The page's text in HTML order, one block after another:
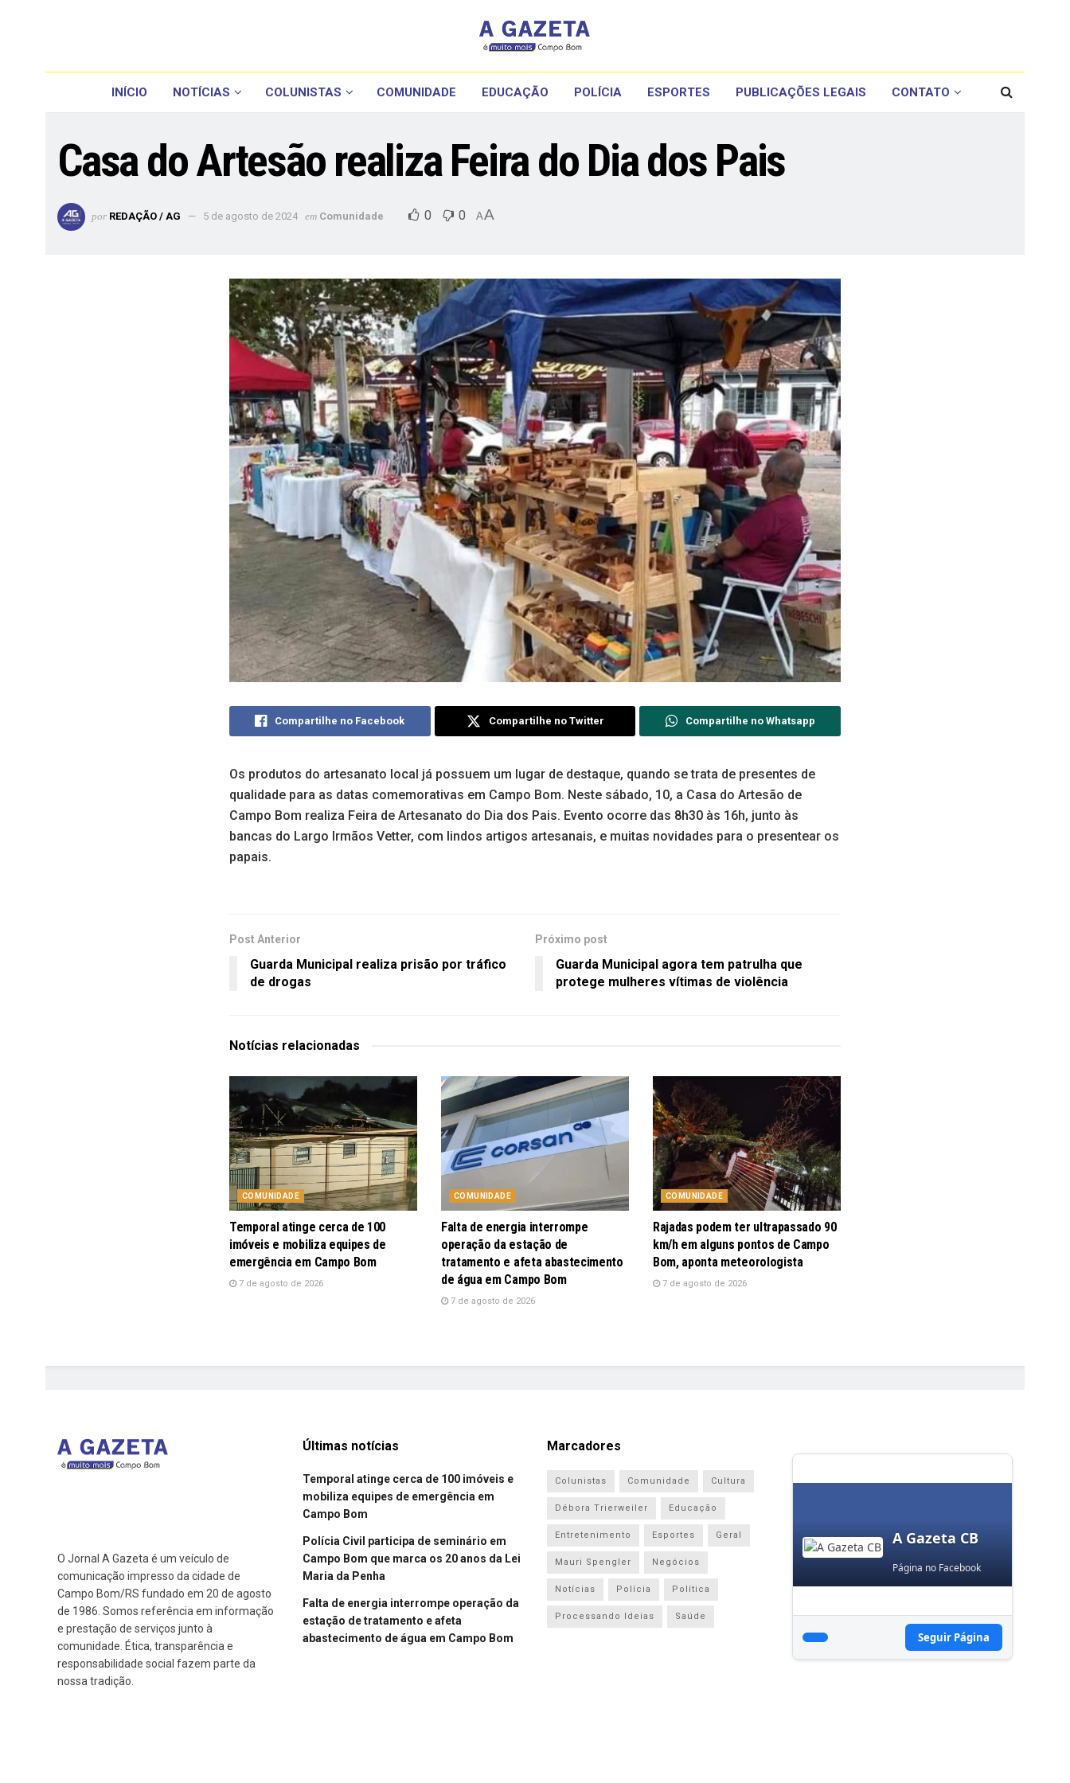
INÍCIO NOTÍCIAS COLUNISTAS COMUNIDADE EDUCAÇÃO POLÍCIA ESPORTES PUBLICAÇÕES LEGAIS CONTATO
Casa do Artesão realiza Feira do Dia dos Pais
por REDAÇÃO / AG 5 de agosto de 2024 em Comunidade 0 0 AA
Compartilhe no Facebook Compartilhe no Twitter Compartilhe no Whatsapp
Os produtos do artesanato local já possuem um lugar de destaque, quando se trata de presentes de
qualidade para as datas comemorativas em Campo Bom. Neste sábado, 10, a Casa do Artesão de
Campo Bom realiza Feira de Artesanato do Dia dos Pais. Evento ocorre das 8h30 às 16h, junto às
bancas do Largo Irmãos Vetter, com lindos artigos artesanais, e muitas novidades para o presentear os
papais.
Post Anterior
Guarda Municipal realiza prisão por tráfico
de drogas
Próximo post
Guarda Municipal agora tem patrulha que
protege mulheres vítimas de violência
Notícias relacionadas
COMUNIDADE
Temporal atinge cerca de 100
imóveis e mobiliza equipes de
emergência em Campo Bom
7 de agosto de 2026
COMUNIDADE
Falta de energia interrompe
operação da estação de
tratamento e afeta abastecimento
de água em Campo Bom
7 de agosto de 2026
COMUNIDADE
Rajadas podem ter ultrapassado 90
km/h em alguns pontos de Campo
Bom, aponta meteorologista
7 de agosto de 2026
O Jornal A Gazeta é um veículo de
comunicação impresso da cidade de
Campo Bom/RS fundado em 20 de agosto
de 1986. Somos referência em informação
e prestação de serviços junto à
comunidade. Ética, transparência e
responsabilidade social fazem parte da
nossa tradição.
Últimas notícias
Temporal atinge cerca de 100 imóveis e
mobiliza equipes de emergência em
Campo Bom
Polícia Civil participa de seminário em
Campo Bom que marca os 20 anos da Lei
Maria da Penha
Falta de energia interrompe operação da
estação de tratamento e afeta
abastecimento de água em Campo Bom
Marcadores
Colunistas Comunidade Cultura
Débora Trierweiler Educação
Entretenimento Esportes Geral
Mauri Spengler Negócios
Notícias Polícia Política
Processando Ideias Saúde
A Gazeta CB
Página no Facebook
Seguir Página